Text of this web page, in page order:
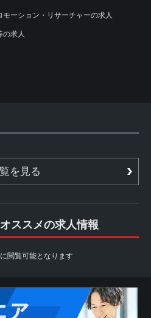
ーション・リサーチャーの求人
求人
を見る
ススメの求人情報
閲覧可能となります